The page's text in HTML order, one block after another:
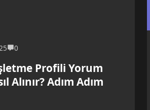
0
Profili Yorum
Alınır? Adım Adım